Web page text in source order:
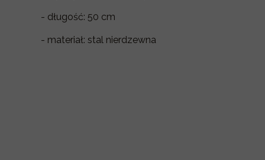
- długość: 50 cm
- materiał: stal nierdzewna